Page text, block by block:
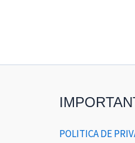
POLITICA DE